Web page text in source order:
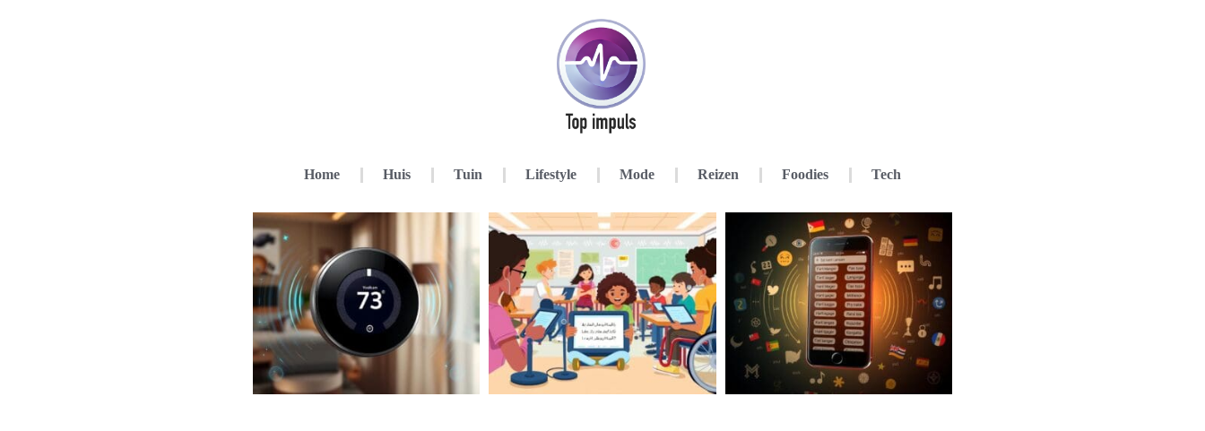
Home Huis Tuin Lifestyle Mode Reizen Foodies Tech